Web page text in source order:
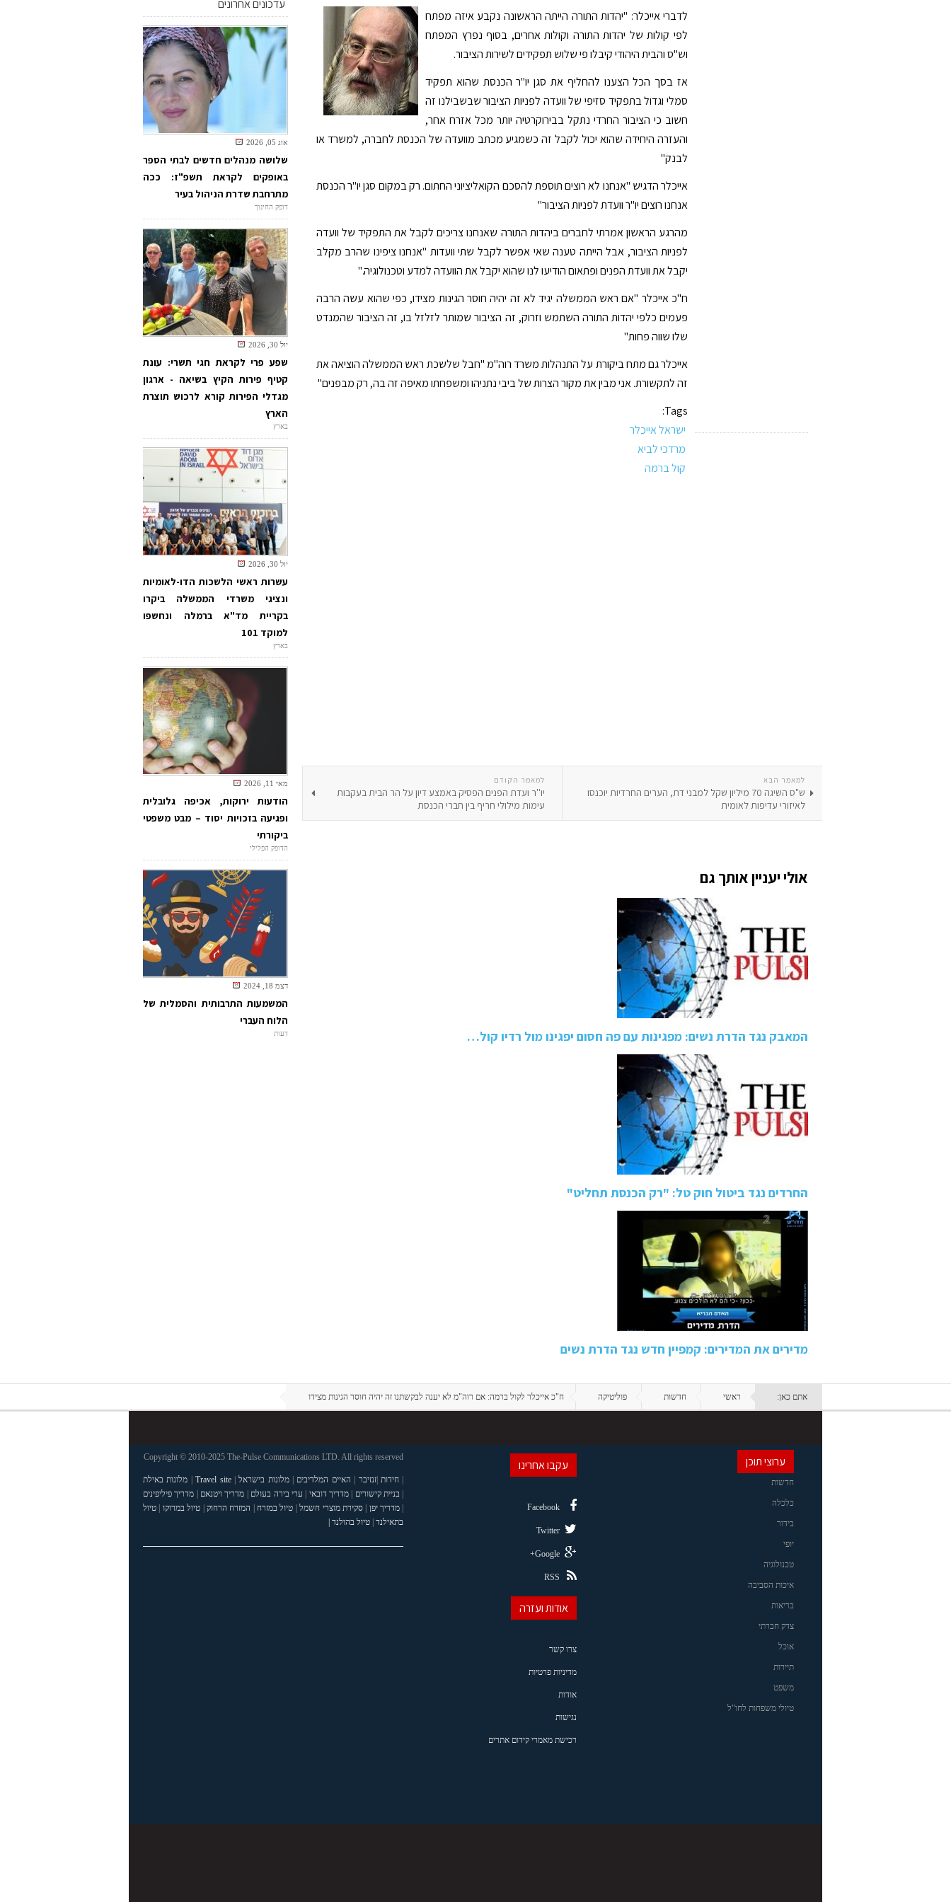
לדברי אייכלר: "יהדות התורה הייתה הראשונה נקבע איזה מפתח
לפי קולות של יהדות התורה וקולות אחרים, בסוף נפרץ המפתח
וש"ס והבית היהודי קיבלו פי שלוש תפקידים לשירות הציבור.
אז בסך הכל הצענו להחליף את סגן יו"ר הכנסת שהוא תפקיד
סמלי וגדול בתפקיד סזיפי של וועדה לפניות הציבור שבשבילנו זה
חשוב כי הציבור החרדי נתקל בבירוקרטיה יותר מכל אזרח אחר,
והעזרה היחידה שהוא יכול לקבל זה כשמגיע מכתב מוועדה של הכנסת לחברה, למשרד או
לבנק"
אייכלר הדגיש "אנחנו לא רוצים תוספת להסכם הקואליציוני החתום. רק במקום סגן יו"ר הכנסת
אנחנו רוצים יו"ר וועדת לפניות הציבור"
מהרגע הראשון אמרתי לחברים ביהדות התורה שאנחנו צריכים לקבל את התפקיד של וועדה
לפניות הציבור, אבל הייתה טענה שאי אפשר לקבל שתי וועדות "אנחנו ציפינו שהרב מקלב
יקבל את וועדת הפנים ופתאום הודיעו לנו שהוא יקבל את הוועדה למדע וטכנולוגיה."
ח"כ אייכלר "אם ראש הממשלה יגיד לא זה יהיה חוסר הגינות מצידו, כפי שהוא עשה הרבה
פעמים כלפי יהדות התורה השתמש וזרוק, זה הציבור שמותר לזלזל בו, זה הציבור שהמנדט
שלו שווה פחות"
אייכלר גם מתח ביקורת על התנהלות משרד רוה"מ "חבל שלשכת ראש הממשלה הוציאה את
זה לתקשורת. אני מבין את מקור הצרות של ביבי נתניהו ומשפחתו מאיפה זה בה, רק מבפנים"
Tags:
ישראל אייכלר
מרדכי לביא
קול ברמה
למאמר הקודם
יו''ר ועדת הפנים הפסיק באמצע דיון על הר הבית בעקבות
עימות מילולי חריף בין חברי הכנסת
למאמר הבא
ש"ס השיגה 70 מיליון שקל למבני דת, הערים החרדיות יוכנסו
לאיזורי עדיפות לאומית
אולי יעניין אותך גם
המאבק נגד הדרת נשים: מפגינות עם פה חסום יפגינו מול רדיו קול…
החרדים נגד ביטול חוק טל: "רק הכנסת תחליט"
מדירים את המדירים: קמפיין חדש נגד הדרת נשים
עדכונים אחרונים
אוג 05, 2026
שלושה מנהלים חדשים לבתי הספר
באופקים לקראת תשפ"ז: ככה
מתרחבת שדרת הניהול בעיר
דופק החינוך
יול 30, 2026
שפע פרי לקראת חגי תשרי: עונת
קטיף פירות הקיץ בשיאה - ארגון
מגדלי הפירות קורא לרכוש תוצרת
הארץ
בארץ
יול 30, 2026
עשרות ראשי הלשכות הדו-לאומיות
ונציגי משרדי הממשלה ביקרו
בקריית מד"א ברמלה ונחשפו
למוקד 101
בארץ
מאי 11, 2026
הודעות ירוקות, אכיפה גלובלית
ופגיעה בזכויות יסוד – מבט משפטי
ביקורתי
הדופק הפלילי
דצמ 18, 2024
המשמעות התרבותית והסמלית של
הלוח העברי
דעות
אתם כאן: ראשי חדשות פוליטיקה ח"כ אייכלר לקול ברמה: אם רוה"מ לא יענה לבקשתנו זה יהיה חוסר הגינות מצידו
ערוצי תוכן
חדשות
כלכלה
בידור
יופי
טכנולוגיה
איכות הסביבה
בריאות
צדק חברתי
אוכל
תיירות
משפט
טיולי משפחות לחו"ל
עקבו אחרינו
Facebook
Twitter
Google+
RSS
אודות ועזרה
צרו קשר
מדיניות פרטיות
אודות
נגישות
רכישת מאמרי קידום אתרים
Copyright © 2010-2025 The-Pulse Communications LTD. All rights reserved
| חידות |זנזיבר | האיים המלדיבים |מלונות בישראל|
Travel site
| מלונות באילת
| בניית קישורים |מדריך דובאי | ערי בירה בעולם | מדריך ויטנאם | מדריך פיליפינים
| מדריך יפן |סקירת מוצרי חשמל| טיול במזרח | המזרח הרחוק | טיול במרוקו | טיול
בתאילנד| טיול בהולנד |